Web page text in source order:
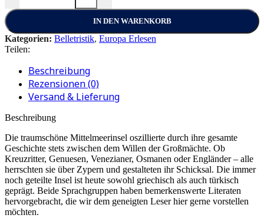
IN DEN WARENKORB
Kategorien: Belletristik, Europa Erlesen
Teilen:
Beschreibung
Rezensionen (0)
Versand & Lieferung
Beschreibung
Die traumschöne Mittelmeerinsel oszillierte durch ihre gesamte
Geschichte stets zwischen dem Willen der Großmächte. Ob
Kreuzritter, Genuesen, Venezianer, Osmanen oder Engländer – alle
herrschten sie über Zypern und gestalteten ihr Schicksal. Die immer
noch geteilte Insel ist heute sowohl griechisch als auch türkisch
geprägt. Beide Sprachgruppen haben bemerkenswerte Literaten
hervorgebracht, die wir dem geneigten Leser hier gerne vorstellen
möchten.